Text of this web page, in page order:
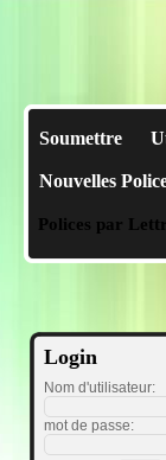
Soumettre
Nouvelles
Polices par
Login
Nom d'utilisateur:
mot de passe: